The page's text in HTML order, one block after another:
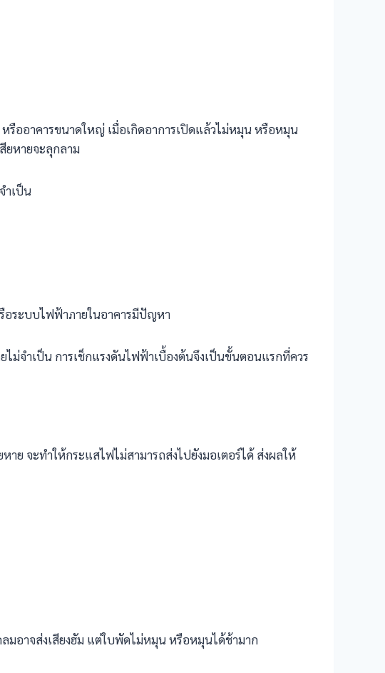
รืออาคารขนาดใหญ่ เมื่อเกิดอาการเปิดแล้วไม่หมุน หรือหมุน
ยหายจะลุกลาม
ำเป็น
อระบบไฟฟ้าภายในอาคารมีปัญหา
ไม่จำเป็น การเช็กแรงดันไฟฟ้าเบื้องต้นจึงเป็นขั้นตอนแรกที่ควร
ย จะทำให้กระแสไฟไม่สามารถส่งไปยังมอเตอร์ได้ ส่งผลให้
มอาจส่งเสียงฮัม แต่ใบพัดไม่หมุน หรือหมุนได้ช้ามาก